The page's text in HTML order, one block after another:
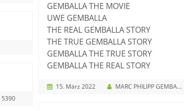
5390
GEMBALLA THE MOVIE
UWE GEMBALLA
THE REAL GEMBALLA STORY
THE TRUE GEMBALLA STORY
GEMBALLA THE TRUE STORY
GEMBALLA THE REAL STORY
15. März 2022 MARC PHILIPP GEMBALLA